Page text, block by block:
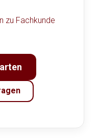
zu Fachkunde